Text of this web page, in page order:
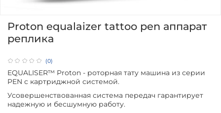
(0)
Proton equalaizer tattoo pen аппарат
реплика
EQUALISER™ Proton - роторная тату машина из серии
PEN с картриджной системой.
Усовершенствованная система передач гарантирует
надежную и бесшумную работу.